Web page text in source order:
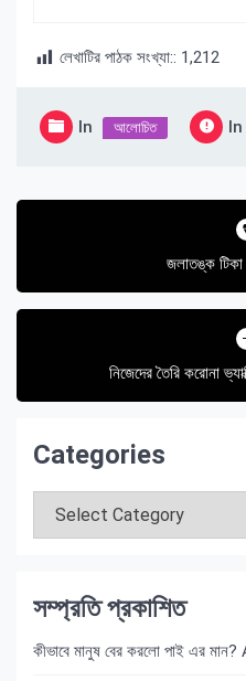
লেখাটির পাঠক সংখ্যা:: 1,212
In আলোচিত In
Post
জলাতঙ্ক টিকা
নিজেদের তৈরি করোনা
Categories
সম্প্রতি প্রকাশিত
কীভাবে মানুষ বের করলো পাই এর মান?